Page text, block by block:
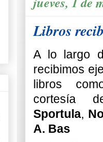
Libros
A lo largo
recibimos
libros
cortesía
Sportula,
A. Bas